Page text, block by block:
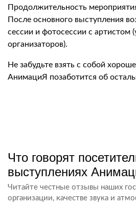
Продолжительность
После основного выступления
сессии и фотосессии с артистом
организаторов).
Не забудьте взять с собой
АнимациЯ позаботится об
Что говорят
выступлениях
Читайте честные отзывы наших
организации, качестве звука и